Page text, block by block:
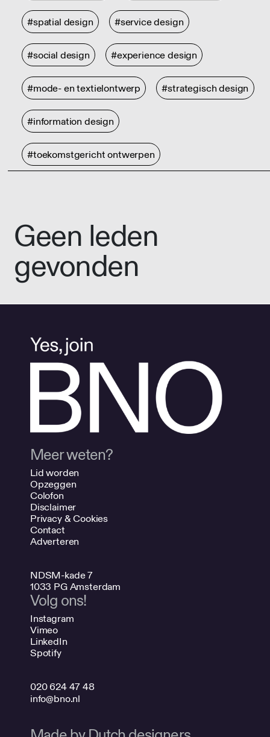
#spatial design #service design
#social design #experience design
#mode- en textielontwerp #strategisch design
#information design
#toekomstgericht ontwerpen
Geen leden
gevonden
Meer weten?
Lid worden
Opzeggen
Colofon
Disclaimer
Privacy & Cookies
Contact
Adverteren
NDSM-kade 7
1033 PG Amsterdam
Volg ons!
Instagram
Vimeo
LinkedIn
Spotify
020 624 47 48
info@bno.nl